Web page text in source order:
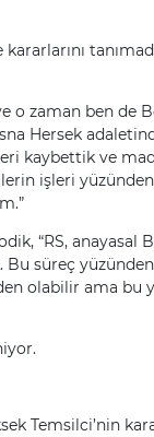
o zaman ben de
Hersek
kaybettik ve
işleri
“RS, anayasal
süreç
olabilir ama bu
Temsilci’nin